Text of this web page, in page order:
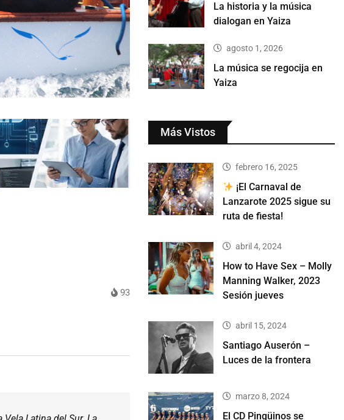
93
La historia y la música
dialogan en Yaiza
agosto 1, 2026
La música se regocija en
Yaiza
Más Vistos
febrero 16, 2025
¡El Carnaval de
Lanzarote 2025 sigue su
ruta de fiesta!
abril 4, 2024
How to Have Sex – Molly
Manning Walker, 2023
Sesión jueves
abril 15, 2024
Santiago Auserón –
Luces de la frontera
marzo 8, 2024
El CD Pingüinos se